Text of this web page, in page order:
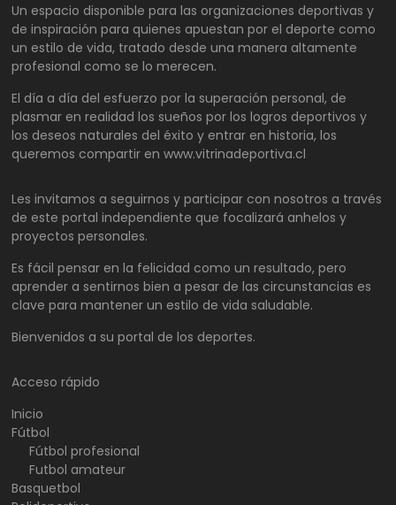
Un espacio disponible para las organizaciones deportivas y
de inspiración para quienes apuestan por el deporte como
un estilo de vida, tratado desde una manera altamente
profesional como se lo merecen.
El día a día del esfuerzo por la superación personal, de
plasmar en realidad los sueños por los logros deportivos y
los deseos naturales del éxito y entrar en historia, los
queremos compartir en www.vitrinadeportiva.cl
Les invitamos a seguirnos y participar con nosotros a través
de este portal independiente que focalizará anhelos y
proyectos personales.
Es fácil pensar en la felicidad como un resultado, pero
aprender a sentirnos bien a pesar de las circunstancias es
clave para mantener un estilo de vida saludable.
Bienvenidos a su portal de los deportes.
Acceso rápido
Inicio
Fútbol
Fútbol profesional
Futbol amateur
Basquetbol